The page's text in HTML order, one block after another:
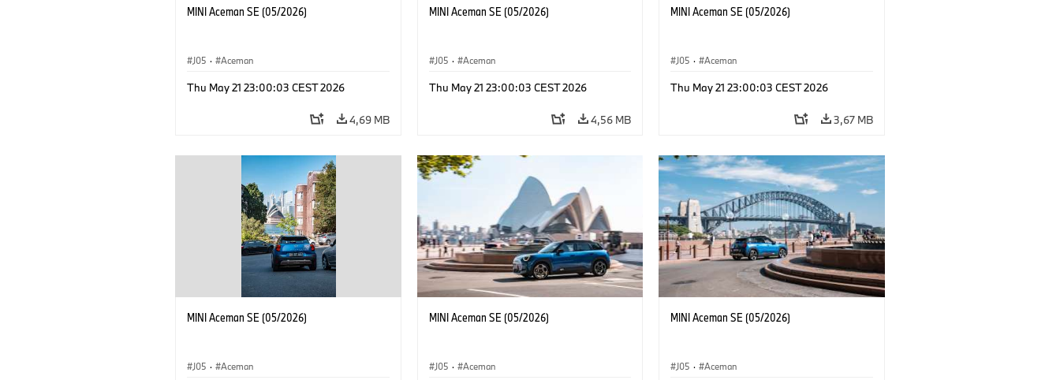
MINI Aceman SE (05/2026)
J05 · Aceman
Thu May 21 23:00:03 CEST 2026
4,69 MB
MINI Aceman SE (05/2026)
J05 · Aceman
Thu May 21 23:00:03 CEST 2026
4,56 MB
MINI Aceman SE (05/2026)
J05 · Aceman
Thu May 21 23:00:03 CEST 2026
3,67 MB
MINI Aceman SE (05/2026)
J05 · Aceman
MINI Aceman SE (05/2026)
J05 · Aceman
MINI Aceman SE (05/2026)
J05 · Aceman